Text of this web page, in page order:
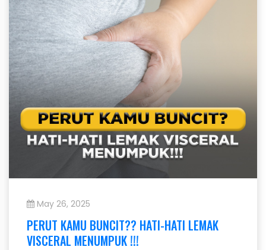
May 26, 2025
PERUT KAMU BUNCIT?? HATI-HATI LEMAK
VISCERAL MENUMPUK !!!